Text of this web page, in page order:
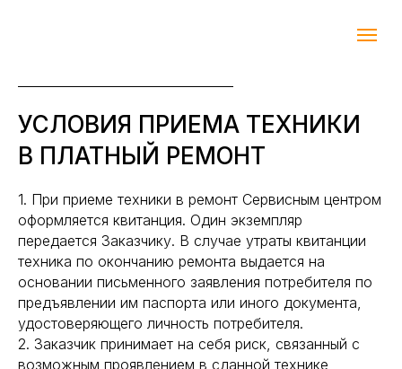
УСЛОВИЯ ПРИЕМА ТЕХНИКИ
В ПЛАТНЫЙ РЕМОНТ
1. При приеме техники в ремонт Сервисным центром
оформляется квитанция. Один экземпляр
передается Заказчику. В случае утраты квитанции
техника по окончанию ремонта выдается на
основании письменного заявления потребителя по
предъявлении им паспорта или иного документа,
удостоверяющего личность потребителя.
2. Заказчик принимает на себя риск, связанный с
возможным проявлением в сданной технике